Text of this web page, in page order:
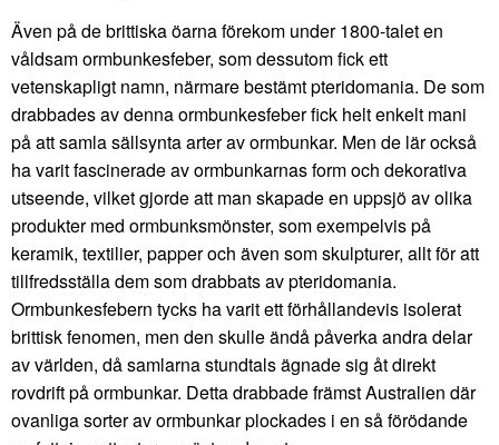
Även på de brittiska öarna förekom under 1800-talet en
våldsam ormbunkesfeber, som dessutom fick ett
vetenskapligt namn, närmare bestämt pteridomania. De som
drabbades av denna ormbunkesfeber fick helt enkelt mani
på att samla sällsynta arter av ormbunkar. Men de lär också
ha varit fascinerade av ormbunkarnas form och dekorativa
utseende, vilket gjorde att man skapade en uppsjö av olika
produkter med ormbunksmönster, som exempelvis på
keramik, textilier, papper och även som skulpturer, allt för att
tillfredsställa dem som drabbats av pteridomania.
Ormbunkesfebern tycks ha varit ett förhållandevis isolerat
brittisk fenomen, men den skulle ändå påverka andra delar
av världen, då samlarna stundtals ägnade sig åt direkt
rovdrift på ormbunkar. Detta drabbade främst Australien där
ovanliga sorter av ormbunkar plockades i en så förödande